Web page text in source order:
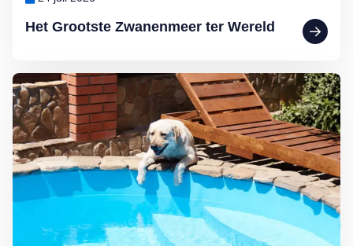
Het Grootste Zwanenmeer ter Wereld
Lees meer over De hondsdagen zijn begonnen: waarom voedsel